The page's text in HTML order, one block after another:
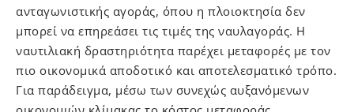
ανταγωνιστικής αγοράς, όπου η πλοιοκτησία δεν
μπορεί να επηρεάσει τις τιμές της ναυλαγοράς. Η
ναυτιλιακή δραστηριότητα παρέχει μεταφορές με τον
πιο οικονομικά αποδοτικό και αποτελεσματικό τρόπο.
Για παράδειγμα, μέσω των συνεχώς αυξανόμενων